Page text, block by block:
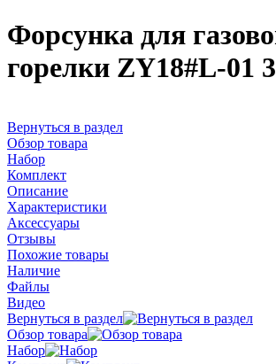
Форсунка для
горелки ZY18#L-01
Вернуться в раздел
Обзор товара
Набор
Комплект
Описание
Характеристики
Аксессуары
Отзывы
Похожие товары
Наличие
Файлы
Видео
Вернуться в раздел
Обзор товара
Набор